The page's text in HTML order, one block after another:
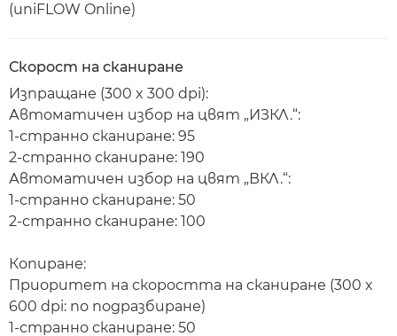
(uniFLOW Online)
Скорост на сканиране
Изпращане (300 x 300 dpi):
Автоматичен избор на цвят „ИЗКЛ.“:
1-странно сканиране: 95
2-странно сканиране: 190
Автоматичен избор на цвят „ВКЛ.“:
1-странно сканиране: 50
2-странно сканиране: 100
Копиране:
Приоритет на скоростта на сканиране (300 x
600 dpi: по подразбиране)
1-странно сканиране: 50